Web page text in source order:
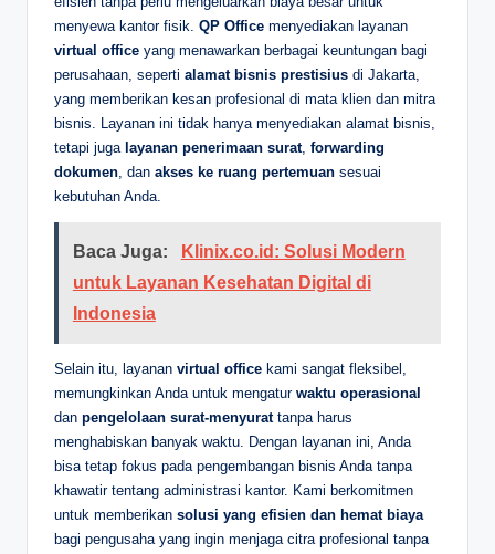
menyewa kantor fisik. QP Office menyediakan layanan
virtual office yang menawarkan berbagai keuntungan bagi
perusahaan, seperti alamat bisnis prestisius di Jakarta,
yang memberikan kesan profesional di mata klien dan mitra
bisnis. Layanan ini tidak hanya menyediakan alamat bisnis,
tetapi juga layanan penerimaan surat, forwarding
dokumen, dan akses ke ruang pertemuan sesuai
kebutuhan Anda.
Baca Juga:
Klinix.co.id: Solusi Modern
untuk Layanan Kesehatan Digital di
Indonesia
Selain itu, layanan virtual office kami sangat fleksibel,
memungkinkan Anda untuk mengatur waktu operasional
dan pengelolaan surat-menyurattanpa harus
menghabiskan banyak waktu. Dengan layanan ini, Anda
bisa tetap fokus pada pengembangan bisnis Anda tanpa
khawatir tentang administrasi kantor. Kami berkomitmen
untuk memberikan solusi yang efisien dan hemat biaya
bagi pengusaha yang ingin menjaga citra profesional tanpa